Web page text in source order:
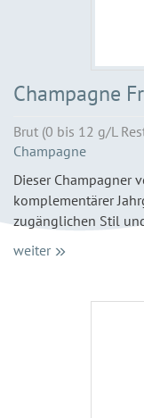
Champagne
Brut (0 bis 12 g/L
Champagne
Dieser Champagner
komplementärer
zugänglichen Stil
weiter